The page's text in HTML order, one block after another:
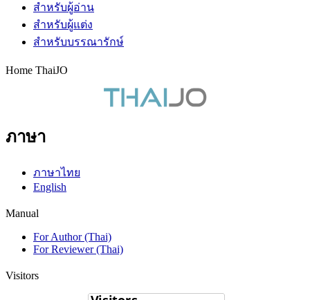
สำหรับผู้อ่าน
สำหรับผู้แต่ง
สำหรับบรรณารักษ์
Home ThaiJO
ภาษา
ภาษาไทย
English
Manual
For Author (Thai)
For Reviewer (Thai)
Visitors